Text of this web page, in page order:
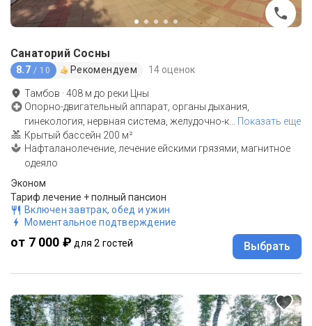
Санаторий Сосны
8.7 / 10 Рекомендуем 14 оценок
Тамбов ·408 м до реки Цны
Опорно-двигательный аппарат, органы дыхания,
гинекология, нервная система, желудочно-к
Показать еще
Крытый бассейн 200 м²
Нафталанолечение, лечение ейскими грязями, магнитное
одеяло
Эконом
Тариф лечение + полный пансион
Включен завтрак, обед и ужин
Моментальное подтверждение
от 7 000 ₽ для 2 гостей Выбрать